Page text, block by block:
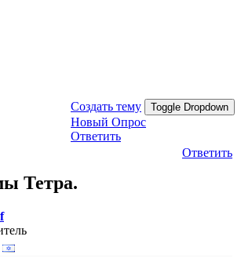
Создать тему Toggle Dropdown
Новый Опрос
Ответить
Ответить
Тетра.